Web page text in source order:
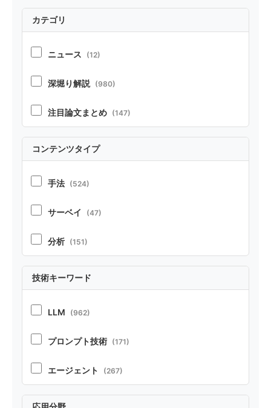
カテゴリ
ニュース (12)
深堀り解説 (980)
注目論文まとめ (147)
コンテンツタイプ
手法 (524)
サーベイ (47)
分析 (151)
技術キーワード
LLM (962)
プロンプト技術 (171)
エージェント (267)